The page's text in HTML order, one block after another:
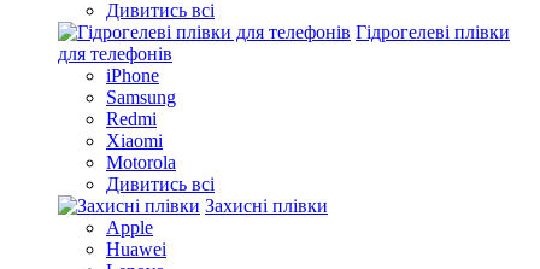
Дивитись всі
Гідрогелеві плівки
для телефонів
iPhone
Samsung
Redmi
Xiaomi
Motorola
Дивитись всі
Захисні плівки
Apple
Huawei